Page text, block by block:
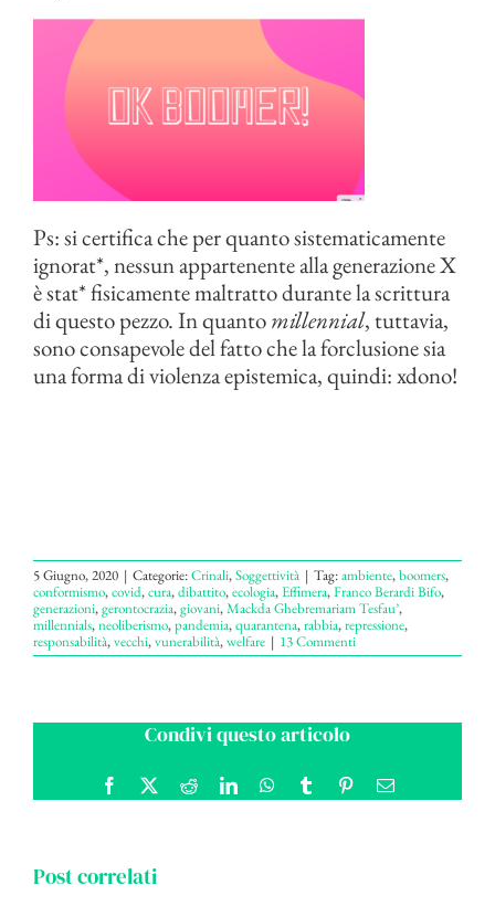
Ps: si certifica che per quanto sistematicamente
ignorat*, nessun appartenente alla generazione X
è stat* fisicamente maltratto durante la scrittura
di questo pezzo. In quantomillennial, tuttavia,
sono consapevole del fatto che la forclusione sia
una forma di violenza epistemica, quindi: xdono!
5 Giugno, 2020 | Categorie:Crinali,Soggettività | Tag:ambiente,boomers,
conformismo,covid,cura,dibattito,ecologia,Effimera,Franco Berardi Bifo,
generazioni,gerontocrazia,giovani,Mackda Ghebremariam Tesfau’,
millennials,neoliberismo,pandemia,quarantena,rabbia,repressione,
responsabilità,vecchi,vunerabilità,welfare | 13 Commenti
Condivi questo articolo
Facebook RedditLinkedInWhatsApp
Tumblr PinterestEmail
Post correlati